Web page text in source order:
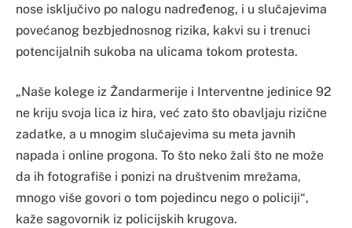
nose isključivo po nalogu nadređenog, i u slučajevima
povećanog bezbjednosnog rizika, kakvi su i trenuci
potencijalnih sukoba na ulicama tokom protesta.
„Naše kolege iz Žandarmerije i Interventne jedinice 92
ne kriju svoja lica iz hira, već zato što obavljaju rizične
zadatke, a u mnogim slučajevima su meta javnih
napada i online progona. To što neko žali što ne može
da ih fotografiše i ponizi na društvenim mrežama,
mnogo više govori o tom pojedincu nego o policiji“,
kaže sagovornik iz policijskih krugova.